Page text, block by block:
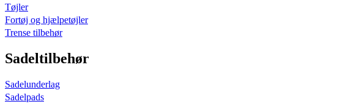
Tøjler
Fortøj og hjælpetøjler
Trense tilbehør
Sadeltilbehør
Sadelunderlag
Sadelpads